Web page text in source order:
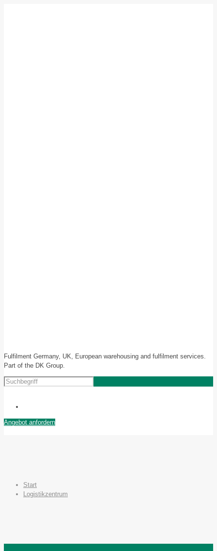
Fulfilment Germany, UK, European warehousing and fulfilment services.
Part of the DK Group.
Angebot anfordern
Start
Logistikzentrum